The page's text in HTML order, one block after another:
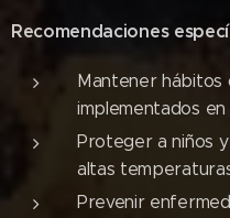
Recomendaciones
Mantener hábitos
implementados
Proteger a niños
altas
Prevenir